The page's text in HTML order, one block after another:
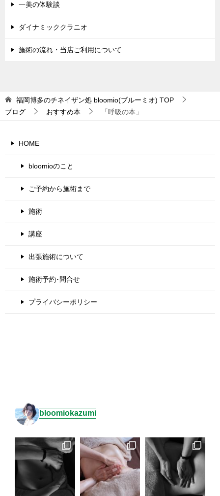
一美の体験談
ダイナミッククラニオ
施術の流れ・当店ご利用について
福岡博多のチネイザン処 bloomio(ブルーミオ) TOP
ブログ
おすすめ本 「呼吸の本」
HOME
bloomioのこと
ご予約から施術まで
施術
講座
出張施術について
施術予約･問合せ
プライバシーポリシー
bloomiokazumi